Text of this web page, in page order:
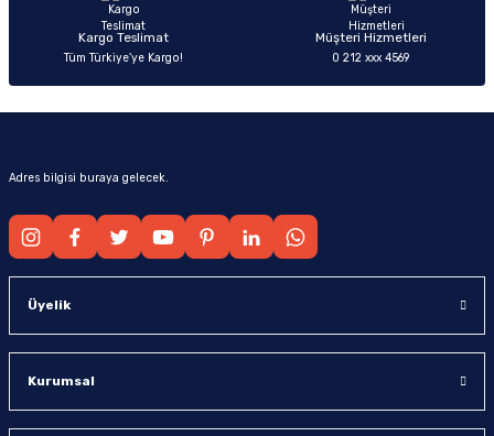
Kargo Teslimat
Tüm Türkiye’ye Kargo!
Müşteri Hizmetleri
0 212 xxx 4569
Adres bilgisi buraya gelecek.
Üyelik
Kurumsal